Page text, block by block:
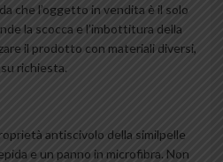
che l’oggetto in vendita è il solo
la scocca e l’imbottitura della
il prodotto con materiali diversi,
richiesta.
antiscivolo della similpelle
e un panno in microfibra. Non